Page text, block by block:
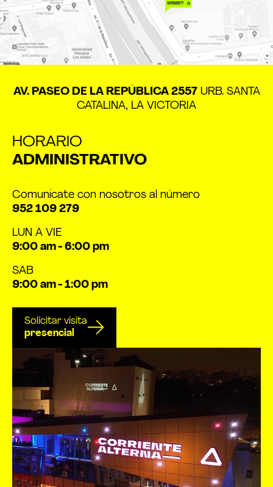
AV. PASEO DE LA REPÚBLICA 2557URB. SANTA
CATALINA, LA VICTORIA
HORARIO
ADMINISTRATIVO
Comunícate con nosotros al número
952 109 279
LUN A VIE
9:00 am - 6:00 pm
SAB
9:00 am - 1:00 pm
Solicitar visita
presencial